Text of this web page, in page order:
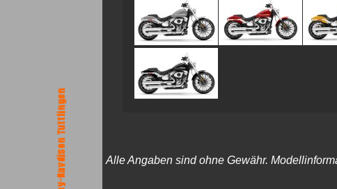
Alle Angaben sind ohne Gewähr.